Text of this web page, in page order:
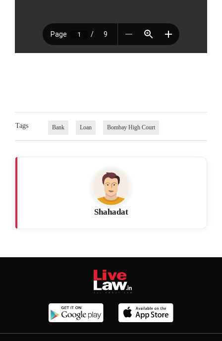
Tags Bank Loan Bombay High Court
Shahadat